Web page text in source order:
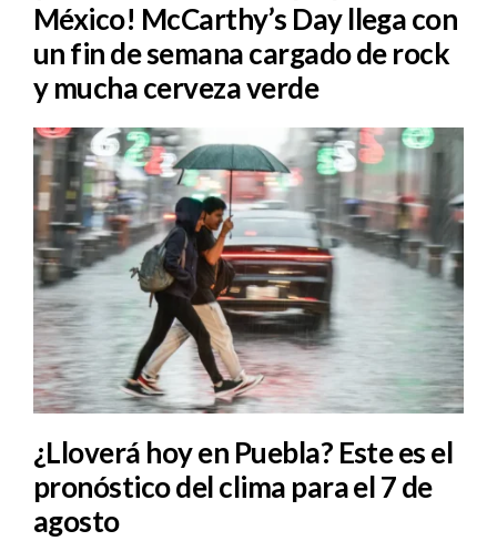
México! McCarthy’s Day llega con
un fin de semana cargado de rock
y mucha cerveza verde
¿Lloverá hoy en Puebla? Este es el
pronóstico del clima para el 7 de
agosto